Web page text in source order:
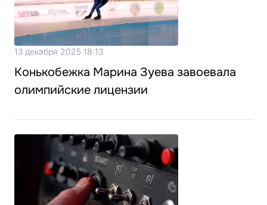
13 декабря 2025 18:13
Конькобежка Марина Зуева завоевала
олимпийские лицензии